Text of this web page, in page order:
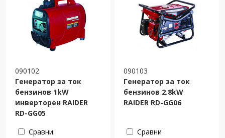
090102
Генератор за ток
бензинов 1kW
инверторен RAIDER
RD-GG05
Сравни
090103
Генератор за ток
бензинов 2.8kW
RAIDER RD-GG06
Сравни